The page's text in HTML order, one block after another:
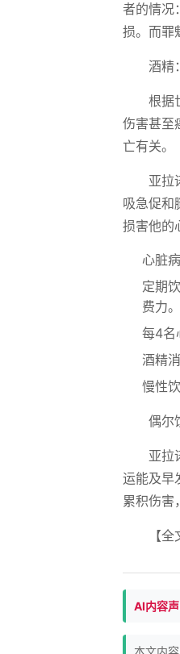
者的情况
损。而罪
酒精
根据
伤害甚至
亡有关。
亚拉
吸急促和
损害他的
心脏
定期
费力。
每4名
酒精
慢性
偶尔
亚拉
运能及早
累积伤害
【全
AI内容声
本文内